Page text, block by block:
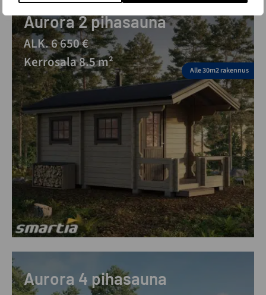
Aurora 2 pihasauna
ALK. 6 650 €
Kerrosala 8.5 m²
Alle 30m2 rakennus
Aurora 4 pihasauna